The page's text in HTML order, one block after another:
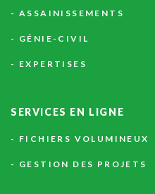
ASSAINISSEMENTS
GÉNIE-CIVIL
EXPERTISES
SERVICES EN LIGNE
FICHIERS VOLUMINEUX
GESTION DES PROJETS